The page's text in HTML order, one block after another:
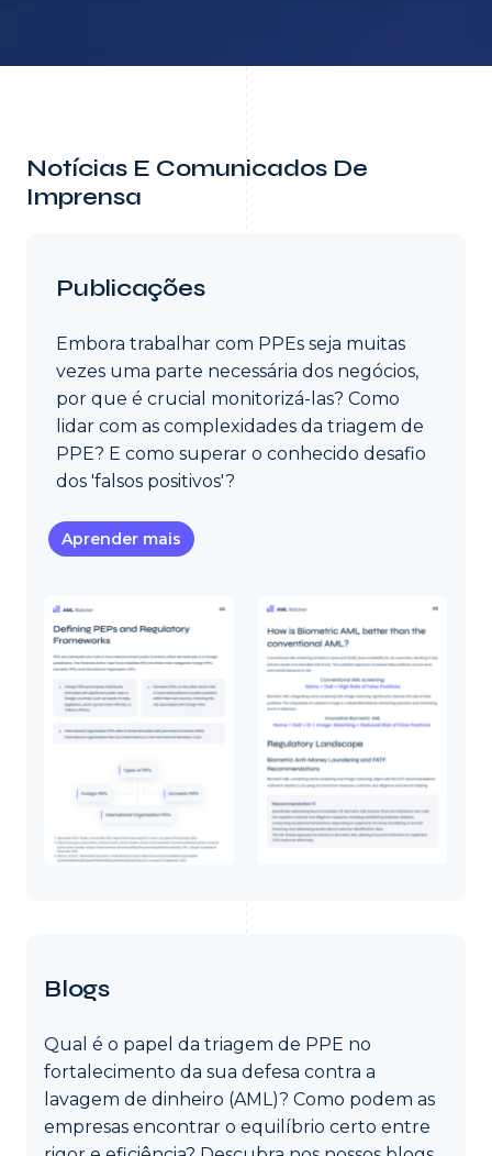
Notícias E Comunicados De
Imprensa
Publicações
Embora trabalhar com PPEs seja muitas
vezes uma parte necessária dos negócios,
por que é crucial monitorizá-las? Como
lidar com as complexidades da triagem de
PPE? E como superar o conhecido desafio
dos 'falsos positivos'?
Aprender mais
Blogs
Qual é o papel da triagem de PPE no
fortalecimento da sua defesa contra a
lavagem de dinheiro (AML)? Como podem as
empresas encontrar o equilíbrio certo entre